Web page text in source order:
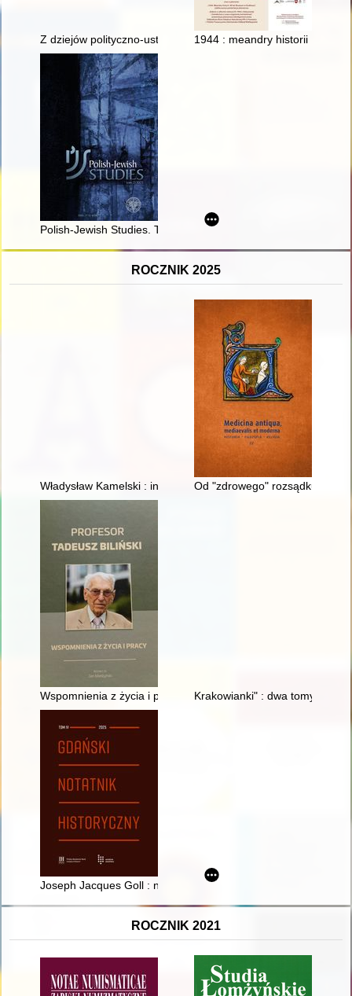
Z dziejów polityczno-ustrojowych i prawno-administracyjnych
1944 : meandry historii :
Polish-Jewish Studies. T. 2 (2021)
ROCZNIK 2025
Władysław Kamelski : inżynier, farmaceuta, społecznik,
Od "zdrowego" rozsądku do
Wspomnienia z życia i pracy Krakowianki" : dwa tomy
Joseph Jacques Goll : nieznany dowódca inżynierów
ROCZNIK 2021